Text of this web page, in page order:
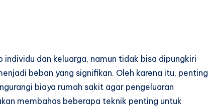
dan keluarga, namun tidak bisa dipungkiri
beban yang signifikan. Oleh karena itu, penting
biaya rumah sakit agar pengeluaran
membahas beberapa teknik penting untuk